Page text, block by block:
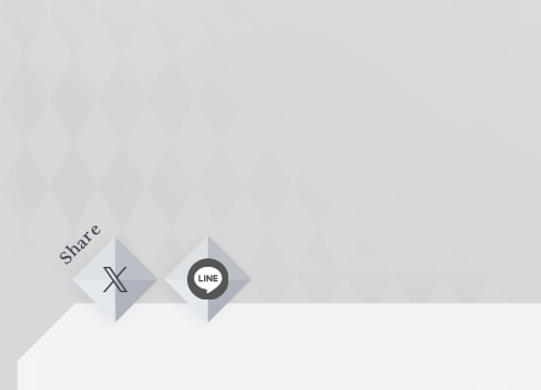
Share
X L